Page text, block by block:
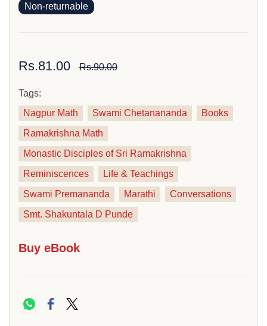
Non-returnable
Rs.81.00 Rs.90.00
Tags:
Nagpur Math
Swami Chetanananda
Books
Ramakrishna Math
Monastic Disciples of Sri Ramakrishna
Reminiscences
Life & Teachings
Swami Premananda
Marathi
Conversations
Smt. Shakuntala D Punde
Buy eBook